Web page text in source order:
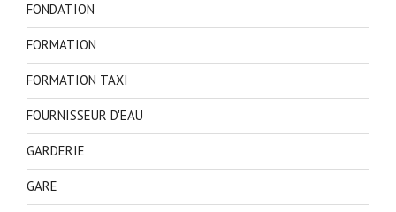
FONDATION
FORMATION
FORMATION TAXI
FOURNISSEUR D'EAU
GARDERIE
GARE